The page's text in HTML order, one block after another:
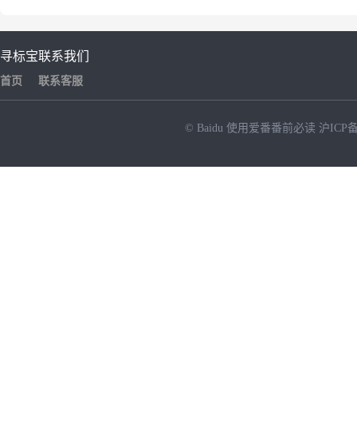
寻标宝
首页
联系我们
联系客服
© Baidu 使用爱番番前必读 沪ICP